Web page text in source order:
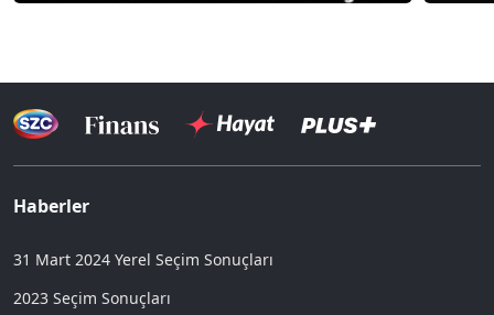
Haberler
31 Mart 2024 Yerel Seçim Sonuçları
2023 Seçim Sonuçları